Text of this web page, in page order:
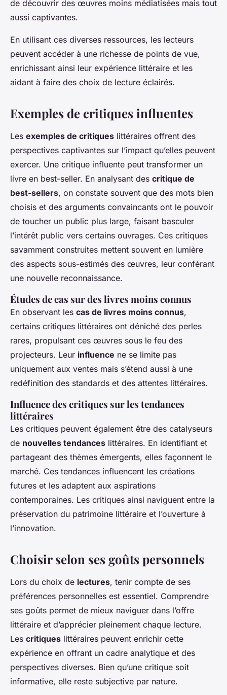
de découvrir des œuvres moins médiatisées mais tout
aussi captivantes.
En utilisant ces diverses ressources, les lecteurs
peuvent accéder à une richesse de points de vue,
enrichissant ainsi leur expérience littéraire et les
aidant à faire des choix de lecture éclairés.
Exemples de critiques influentes
Les exemples de critiques littéraires offrent des
perspectives captivantes sur l’impact qu’elles peuvent
exercer. Une critique influente peut transformer un
livre en best-seller. En analysant des critique de
best-sellers, on constate souvent que des mots bien
choisis et des arguments convaincants ont le pouvoir
de toucher un public plus large, faisant basculer
l’intérêt public vers certains ouvrages. Ces critiques
savamment construites mettent souvent en lumière
des aspects sous-estimés des œuvres, leur conférant
une nouvelle reconnaissance.
Études de cas sur des livres moins connus
En observant les cas de livres moins connus,
certains critiques littéraires ont déniché des perles
rares, propulsant ces œuvres sous le feu des
projecteurs. Leur influence ne se limite pas
uniquement aux ventes mais s’étend aussi à une
redéfinition des standards et des attentes littéraires.
Influence des critiques sur les tendances
littéraires
Les critiques peuvent également être des catalyseurs
de nouvelles tendances littéraires. En identifiant et
partageant des thèmes émergents, elles façonnent le
marché. Ces tendances influencent les créations
futures et les adaptent aux aspirations
contemporaines. Les critiques ainsi naviguent entre la
préservation du patrimoine littéraire et l’ouverture à
l’innovation.
Choisir selon ses goûts personnels
Lors du choix de lectures, tenir compte de ses
préférences personnelles est essentiel. Comprendre
ses goûts permet de mieux naviguer dans l’offre
littéraire et d’apprécier pleinement chaque lecture.
Les critiques littéraires peuvent enrichir cette
expérience en offrant un cadre analytique et des
perspectives diverses. Bien qu’une critique soit
informative, elle reste subjective par nature.